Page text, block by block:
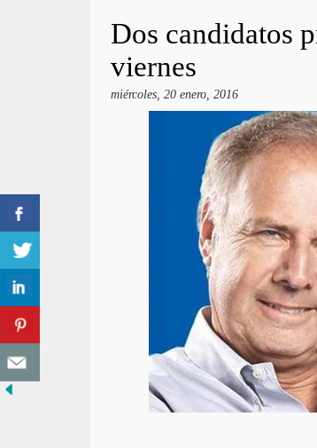
Dos candidatos
viernes
miércoles, 20 enero, 2016